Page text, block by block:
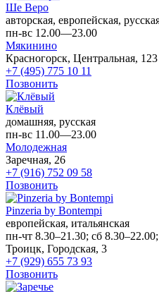
Ше Веро
авторская, европейская,
пн-вс 12.00—23.00
Мякинино
Красногорск, Центральная, 123
+7 (495) 775 10 11
Позвонить
Клёвый
домашняя, русская
пн-вс 11.00—23.00
Молодежная
Заречная, 26
+7 (916) 752 09 58
Позвонить
Pinzeria by Bontempi
европейская, итальянская
пн-чт 8.30–21.30; сб
Троицк, Городская, 3
+7 (929) 655 73 93
Позвонить